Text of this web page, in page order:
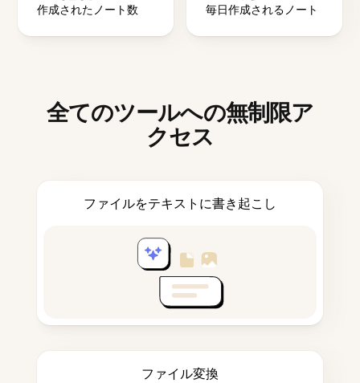
作成されたノート数 毎日作成されるノート
全てのツールへの無制限ア
クセス
ファイルをテキストに書き起こし
ファイル変換